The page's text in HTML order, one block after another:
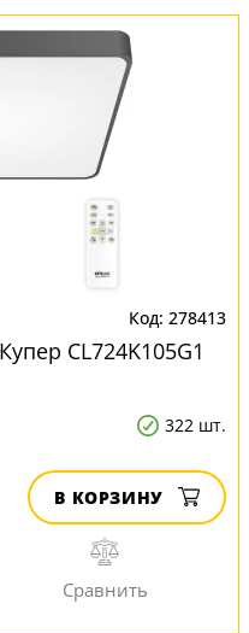
278413
CL724K105G1
322 шт.
В КОРЗИНУ